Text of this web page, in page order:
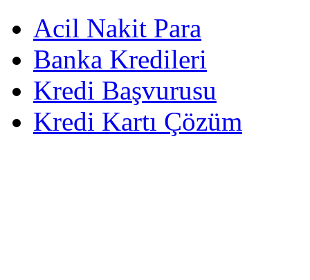
Acil Nakit Para
Banka Kredileri
Kredi Başvurusu
Kredi Kartı Çözüm